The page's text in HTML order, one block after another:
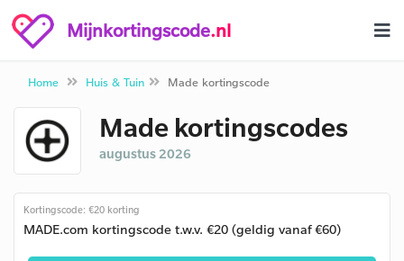
Mijnkortingscode.nl
Home Huis & Tuin Made kortingscode
Made kortingscodes
augustus 2026
Kortingscode: €20 korting
MADE.com kortingscode t.w.v. €20 (geldig vanaf €60)